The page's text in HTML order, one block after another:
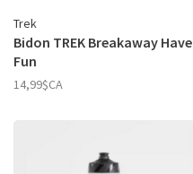
Trek
Bidon TREK Breakaway Have
Fun
14,99$CA